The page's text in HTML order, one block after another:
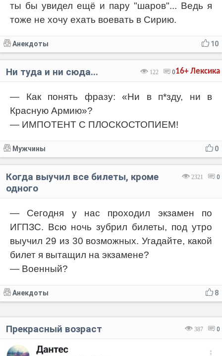
ты бы увидел ещё и пару "шаров"... Ведь я
тоже не хочу ехать воевать в Сирию.
10
Анекдоты
Лексика
16+
122 0
Ни туда и ни сюда...
— Как понять фразу: «Ни в п*зду, ни в
Красную Армию»?
— ИМПОТЕНТ С ПЛОСКОСТОПИЕМ!
0
Мужчины
2321 0
Когда выучил все билеты, кроме
одного
— Сегодня у нас проходил экзамен по
ИГПЗС. Всю ночь зубрил билеты, под утро
выучил 29 из 30 возможных. Угадайте, какой
билет я вытащил на экзамене?
— Военный?
8
Анекдоты
387 0
Прекрасный возраст